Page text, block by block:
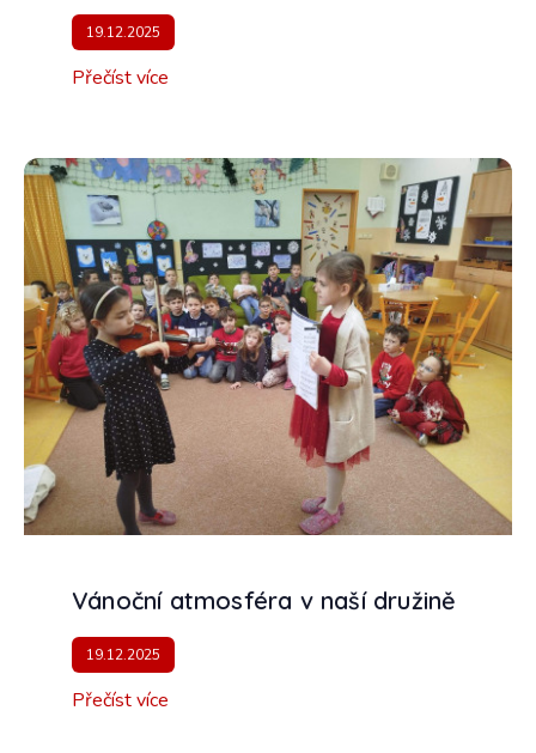
19.12.2025
Přečíst více
Vánoční atmosféra v naší družině
19.12.2025
Přečíst více